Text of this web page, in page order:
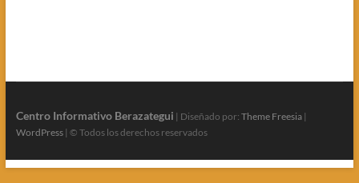
Centro Informativo Berazategui | Diseñado por: Theme Freesia|
WordPress| © Todos los derechos reservados